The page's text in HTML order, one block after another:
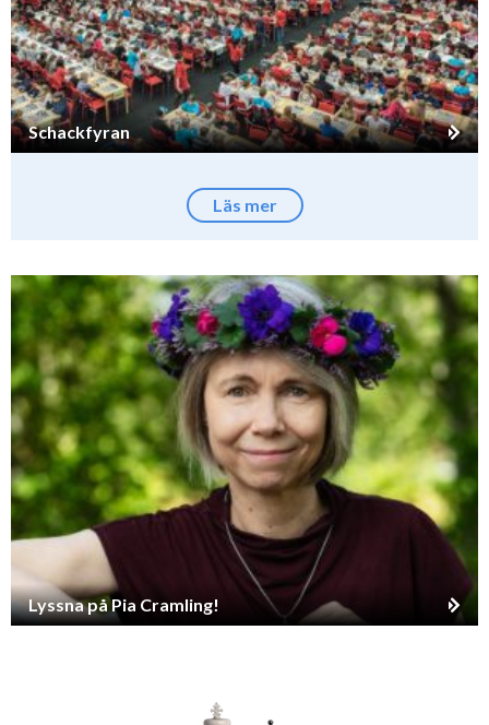
Schackfyran
Läs mer
Lyssna på Pia Cramling!